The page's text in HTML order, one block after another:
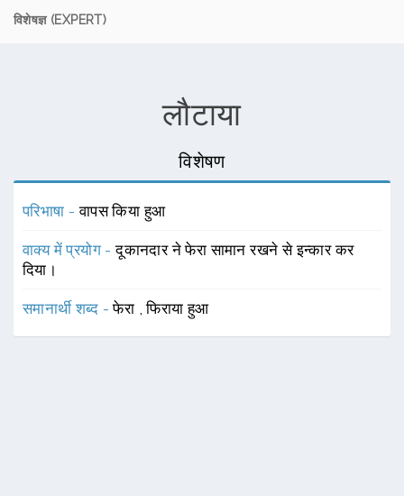
विशेषज्ञ (EXPERT)
लौटाया
विशेषण
परिभाषा -वापस किया हुआ
वाक्य में प्रयोग -दूकानदार ने फेरा सामान रखने से इन्कार कर
दिया।
समानार्थी शब्द -फेरा ,फिराया हुआ